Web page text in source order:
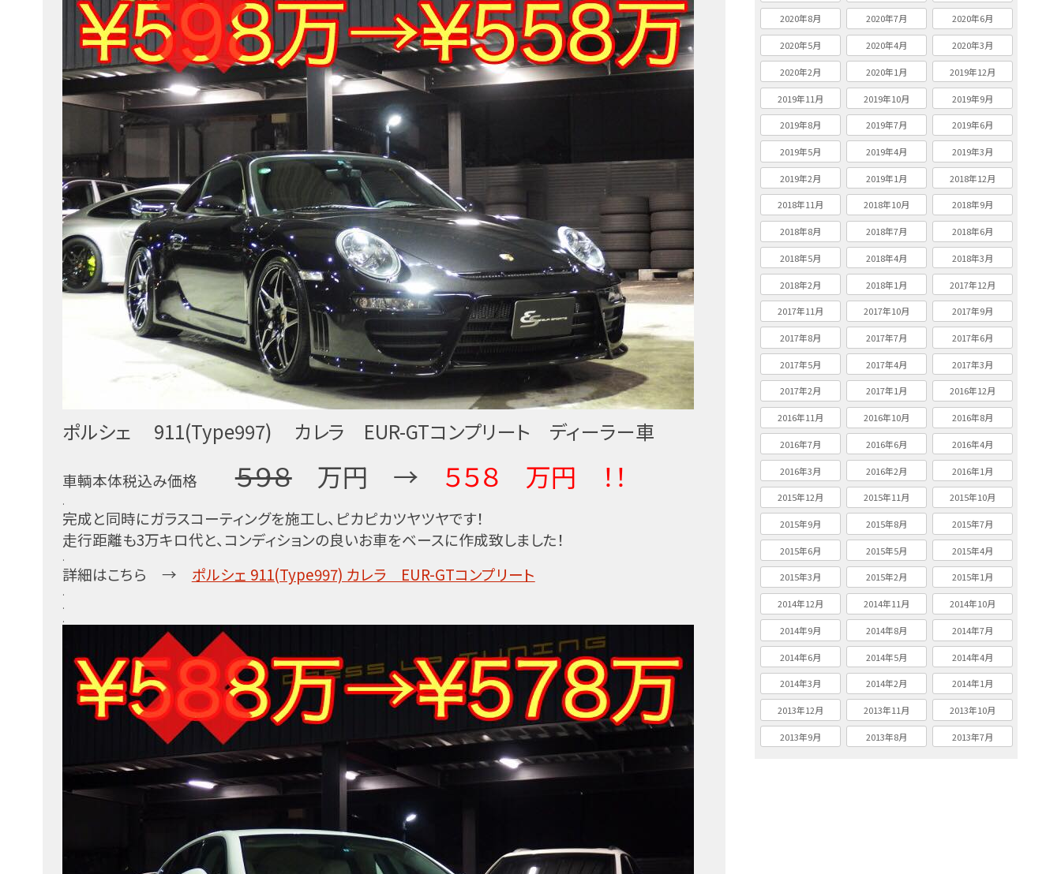
ポルシェ 911(Type997) カレラ EUR-GTコンプリート ディーラー車
車輌本体税込み価格 ５９８万円 → ５５８ 万円 ！！
.
完成と同時にガラスコーティングを施工し、ピカピカツヤツヤです！
走行距離も3万キロ代と、コンディションの良いお車をベースに作成致しました！
.
詳細はこちら → ポルシェ 911(Type997) カレラ EUR-GTコンプリート
.
.
.
2020年8月 2020年7月 2020年6月
2020年5月 2020年4月 2020年3月
2020年2月 2020年1月 2019年12月
2019年11月 2019年10月 2019年9月
2019年8月 2019年7月 2019年6月
2019年5月 2019年4月 2019年3月
2019年2月 2019年1月 2018年12月
2018年11月 2018年10月 2018年9月
2018年8月 2018年7月 2018年6月
2018年5月 2018年4月 2018年3月
2018年2月 2018年1月 2017年12月
2017年11月 2017年10月 2017年9月
2017年8月 2017年7月 2017年6月
2017年5月 2017年4月 2017年3月
2017年2月 2017年1月 2016年12月
2016年11月 2016年10月 2016年8月
2016年7月 2016年6月 2016年4月
2016年3月 2016年2月 2016年1月
2015年12月 2015年11月 2015年10月
2015年9月 2015年8月 2015年7月
2015年6月 2015年5月 2015年4月
2015年3月 2015年2月 2015年1月
2014年12月 2014年11月 2014年10月
2014年9月 2014年8月 2014年7月
2014年6月 2014年5月 2014年4月
2014年3月 2014年2月 2014年1月
2013年12月 2013年11月 2013年10月
2013年9月 2013年8月 2013年7月